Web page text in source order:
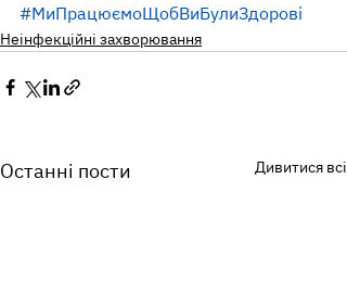
#МиПрацюємоЩобВиБулиЗдорові
Неінфекційні захворювання
Останні пости Дивитися всі